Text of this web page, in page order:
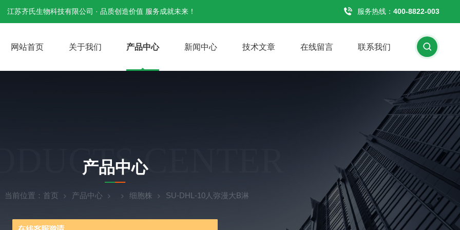
江苏齐氏生物科技有限公司 · 品质创造价值 服务成就未来！ 服务热线： 400-8822-003
网站首页 关于我们 产品中心 新闻中心 技术文章 在线留言 联系我们
CENTER
产品中心
当前位置： 首页 产品中心 细胞株 SU-DHL-10人弥漫大B淋